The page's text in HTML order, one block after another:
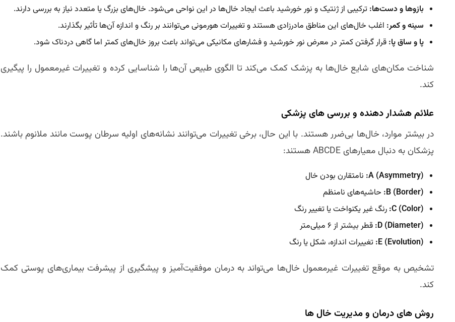
بازوها و دست‌ها: ترکیبی از ژنتیک و نور خورشید باعث ایجاد خال‌ها در این نواحی می‌شود. خال‌های بزرگ یا متعدد نیاز به بررسی دارند.
سینه و کمر: اغلب خال‌های این مناطق مادرزادی هستند و تغییرات هورمونی می‌توانند بر رنگ و اندازه آن‌ها تأثیر بگذارند.
پا و ساق پا: قرار گرفتن کمتر در معرض نور خورشید و فشارهای مکانیکی می‌تواند باعث بروز خال‌های کمتر اما گاهی دردناک شود.
شناخت مکان‌های شایع خال‌ها به پزشک کمک می‌کند تا الگوی طبیعی آن‌ها را شناسایی کرده و تغییرات غیرمعمول را پیگیری
کند.
علائم هشدار دهنده و بررسی‌ های پزشکی
در بیشتر موارد، خال‌ها بی‌ضرر هستند. با این حال، برخی تغییرات می‌توانند نشانه‌های اولیه سرطان پوست مانند ملانوم باشند.
پزشکان به دنبال معیارهای ABCDE هستند:
A (Asymmetry): نامتقارن بودن خال
B (Border): حاشیه‌های نامنظم
C (Color): رنگ غیر یکنواخت یا تغییر رنگ
D (Diameter): قطر بیشتر از ۶ میلی‌متر
E (Evolution): تغییرات اندازه، شکل یا رنگ
تشخیص به موقع تغییرات غیرمعمول خال‌ها می‌تواند به درمان موفقیت‌آمیز و پیشگیری از پیشرفت بیماری‌های پوستی کمک
کند.
روش‌ های درمان و مدیریت خال‌ ها